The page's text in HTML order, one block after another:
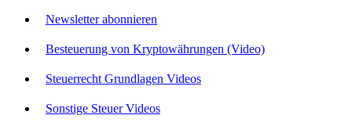
Newsletter abonnieren
Besteuerung von Kryptowährungen (Video)
Steuerrecht Grundlagen Videos
Sonstige Steuer Videos